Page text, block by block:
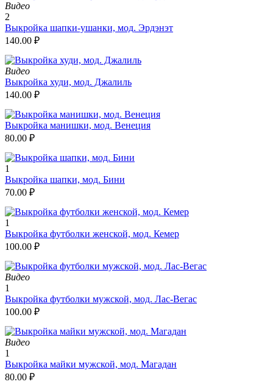
Видео
2
Выкройка шапки-ушанки, мод. Эрдэнэт
140.00 ₽
Видео
Выкройка худи, мод. Джалиль
140.00 ₽
Выкройка манишки, мод. Венеция
80.00 ₽
1
Выкройка шапки, мод. Бини
70.00 ₽
1
Выкройка футболки женской, мод. Кемер
100.00 ₽
Видео
1
Выкройка футболки мужской, мод. Лас-Вегас
100.00 ₽
Видео
1
Выкройка майки мужской, мод. Магадан
80.00 ₽